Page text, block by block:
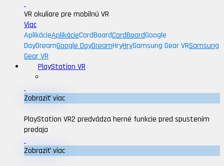
VR okuliare pre mobilnú VR
Viac
AplikácieAplikácieCardBoardCardBoardGoogle
DayDreamGoogle DayDreamHryHrySamsung Gear VRSamsung
Gear VR
PlayStation VR
Zobraziť viac
PlayStation VR2 predvádza herné funkcie pred spustením
predaja
Zobraziť viac